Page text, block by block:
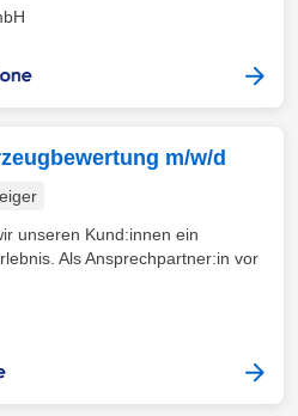
m/w/d
unseren Kund:innen ein
Als Ansprechpartner:in vor